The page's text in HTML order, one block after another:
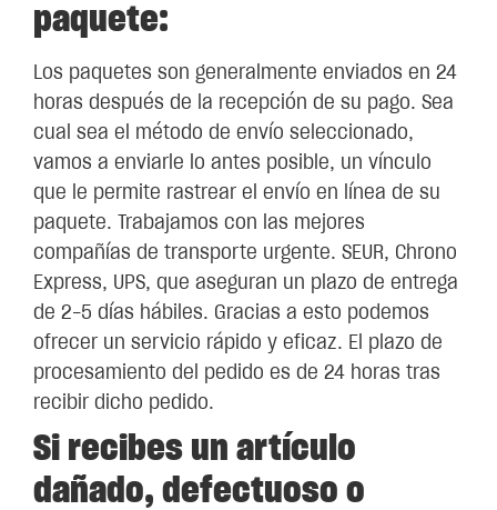
paquete:
Los paquetes son generalmente enviados en 24
horas después de la recepción de su pago. Sea
cual sea el método de envío seleccionado,
vamos a enviarle lo antes posible, un vínculo
que le permite rastrear el envío en línea de su
paquete. Trabajamos con las mejores
compañías de transporte urgente. SEUR, Chrono
Express, UPS, que aseguran un plazo de entrega
de 2-5 días hábiles. Gracias a esto podemos
ofrecer un servicio rápido y eficaz. El plazo de
procesamiento del pedido es de 24 horas tras
recibir dicho pedido.
Si recibes un artículo
dañado, defectuoso o